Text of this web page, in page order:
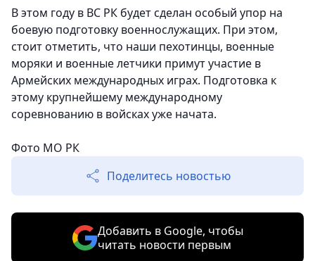
В этом году в ВС РК будет сделан особый упор на
боевую подготовку военнослужащих. При этом,
стоит отметить, что наши пехотинцы, военные
моряки и военные летчики примут участие в
Армейских международных играх. Подготовка к
этому крупнейшему международному
соревнованию в войсках уже начата.
Фото МО РК
Поделитесь новостью
Добавить в Google, чтобы
читать новости первым